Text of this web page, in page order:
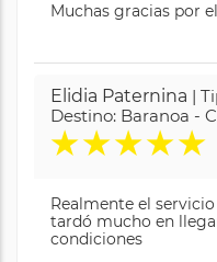
Muchas gracias por
Elidia Paternina |
Destino: Baranoa -
★★★★★
Realmente el
tardó mucho en
condiciones